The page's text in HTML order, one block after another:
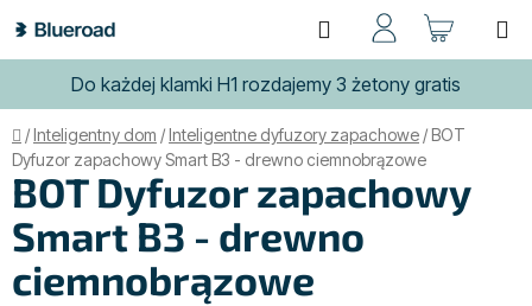
do
treści
Do każdej klamki H1 rozdajemy 3 żetony gratis
Szukaj
Home
/Inteligentny dom /Inteligentne dyfuzory zapachowe /BOT
Dyfuzor zapachowy Smart B3 - drewno ciemnobrązowe
BOT Dyfuzor zapachowy
Smart B3 - drewno
ciemnobrązowe